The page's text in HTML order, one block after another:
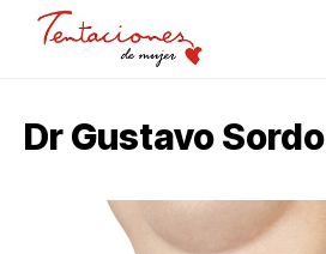
Dr Gustavo Sordo